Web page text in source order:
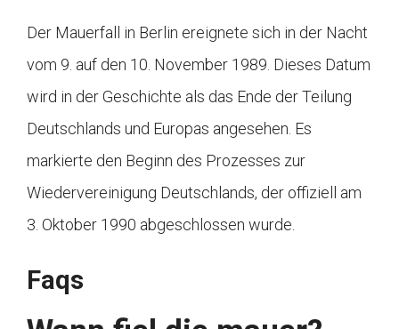
Der Mauerfall in Berlin ereignete sich in der Nacht
vom 9. auf den 10. November 1989. Dieses Datum
wird in der Geschichte als das Ende der Teilung
Deutschlands und Europas angesehen. Es
markierte den Beginn des Prozesses zur
Wiedervereinigung Deutschlands, der offiziell am
3. Oktober 1990 abgeschlossen wurde.
Faqs